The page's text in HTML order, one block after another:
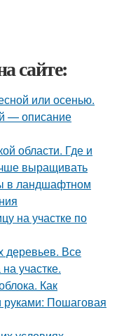
сайте:
или осенью.
— описание
области. Где и
выращивать
в ландшафтном
на участке по
деревьев. Все
участке.
Как
руками: Пошаговая